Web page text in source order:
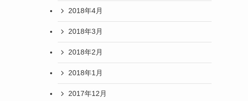
2018年4月
2018年3月
2018年2月
2018年1月
2017年12月